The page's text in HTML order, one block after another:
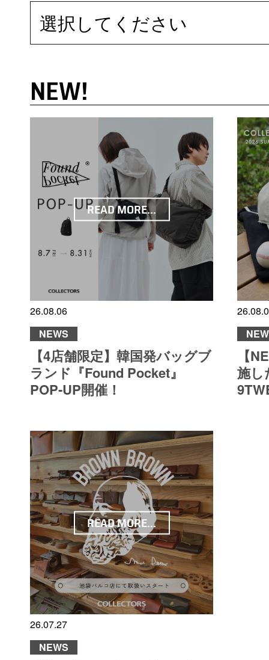
選択してください
NEW!
READ MORE...
26.08.06
NEWS
【4店舗限定】韓国発バッグブ
ランド『Found Pocket』
POP-UP開催！
【
施し
READ MORE...
26.07.27
NEWS